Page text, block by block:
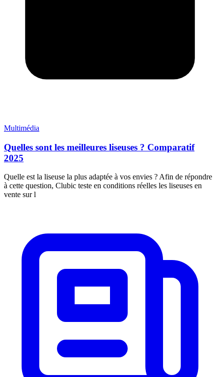
Multimédia
Quelles sont les meilleures liseuses ? Comparatif
2025
Quelle est la liseuse la plus adaptée à vos envies ? Afin de répondre
à cette question, Clubic teste en conditions réelles les liseuses en
vente sur l